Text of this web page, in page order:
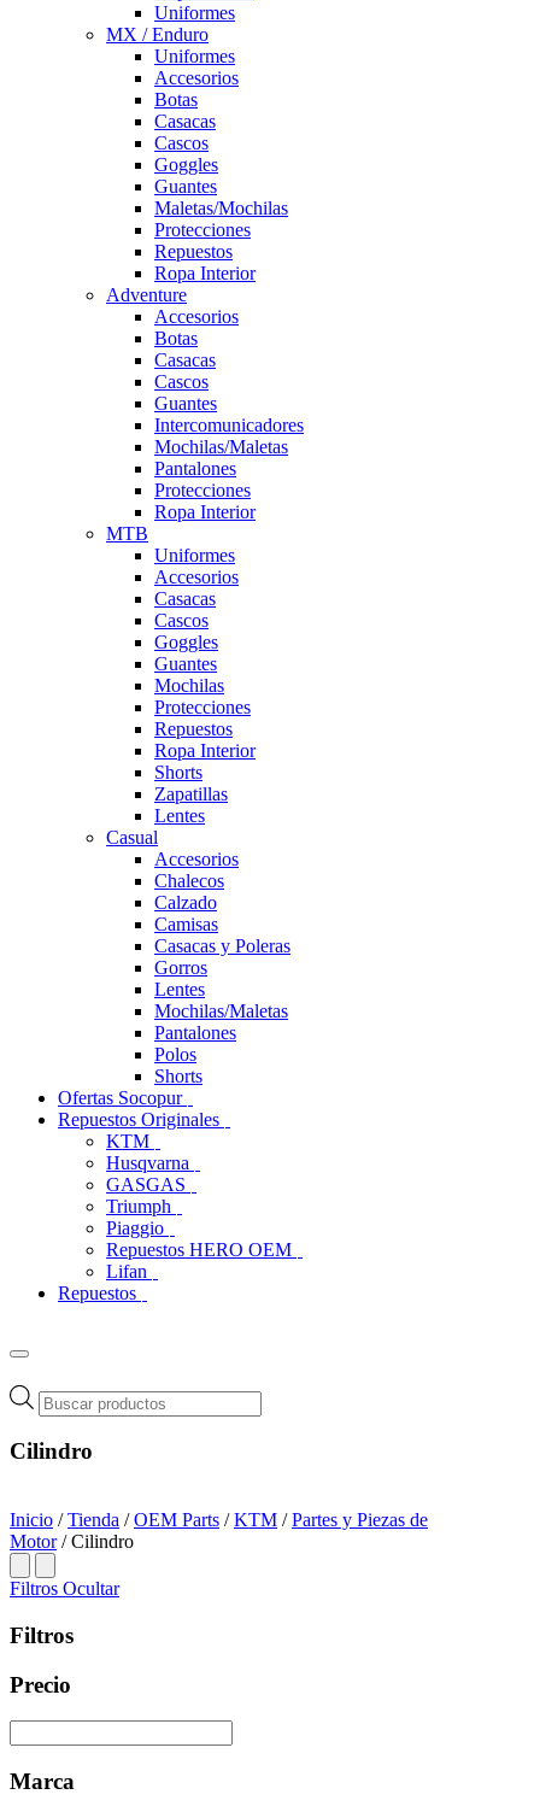
Uniformes
MX / Enduro
Uniformes
Accesorios
Botas
Casacas
Cascos
Goggles
Guantes
Maletas/Mochilas
Protecciones
Repuestos
Ropa Interior
Adventure
Accesorios
Botas
Casacas
Cascos
Guantes
Intercomunicadores
Mochilas/Maletas
Pantalones
Protecciones
Ropa Interior
MTB
Uniformes
Accesorios
Casacas
Cascos
Goggles
Guantes
Mochilas
Protecciones
Repuestos
Ropa Interior
Shorts
Zapatillas
Lentes
Casual
Accesorios
Chalecos
Calzado
Camisas
Casacas y Poleras
Gorros
Lentes
Mochilas/Maletas
Pantalones
Polos
Shorts
Ofertas Socopur
Repuestos Originales
KTM
Husqvarna
GASGAS
Triumph
Piaggio
Repuestos HERO OEM
Lifan
Repuestos
Búsqueda
de
productos
Cilindro
Inicio /Tienda /OEM Parts /KTM /Partes y Piezas de
Motor/ Cilindro
Filtros Ocultar
Filtros
Precio
Marca